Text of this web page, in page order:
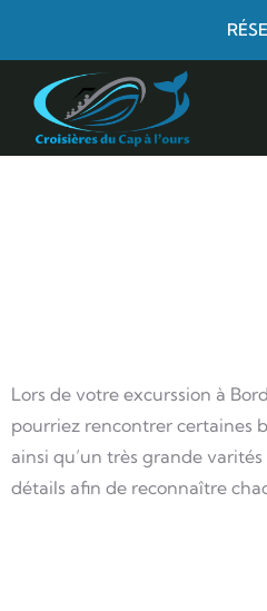
Lors de votre excurssion à
pourriez rencontrer certaines
ainsi qu’un très grande
détails afin de reconnaître